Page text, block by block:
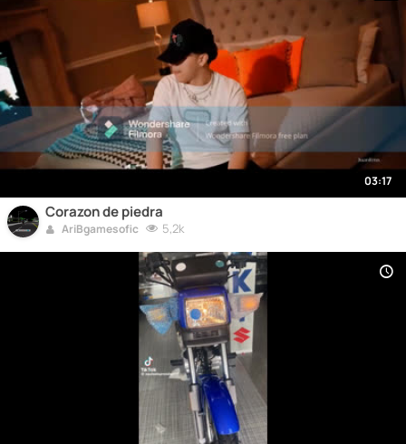
03:17
Corazon de piedra
AriBgamesofic 5,2k